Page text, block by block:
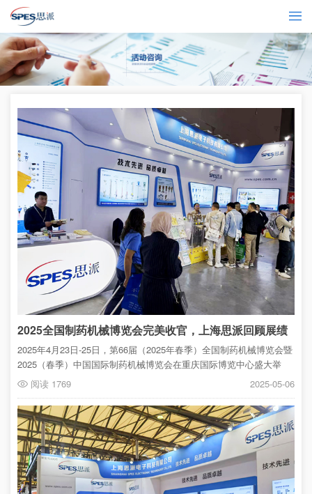
2025全国制药机械博览会完美收官，上海思派回顾展绩
2025年4月23日-25日，第66届（2025年春季）全国制药机械博览会暨
2025（春季）中国国际制药机械博览会在重庆国际博览中心盛大举
行。上海思派电子科技有限公司凭借20多年在仪器仪表领域的深耕，
阅读 1769 2025-05-06